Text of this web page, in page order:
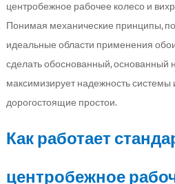
центробежное рабочее колесо и
Понимая механические принципы,
идеальные области применения
сделать обоснованный, основанный
максимизирует надежность системы
дорогостоящие простои.
Как работает
центробежное